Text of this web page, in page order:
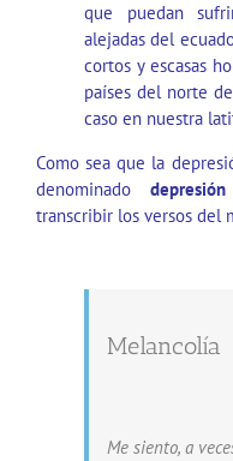
que puedan
alejadas del
cortos y escasas
países del norte
caso en nuestra
Como sea que la
denominado
transcribir los versos del
Melancolía
Me siento, a